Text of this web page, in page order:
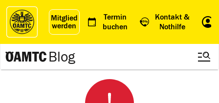
Mitglied
werden
Termin
buchen
Kontakt &
Nothilfe
Blog